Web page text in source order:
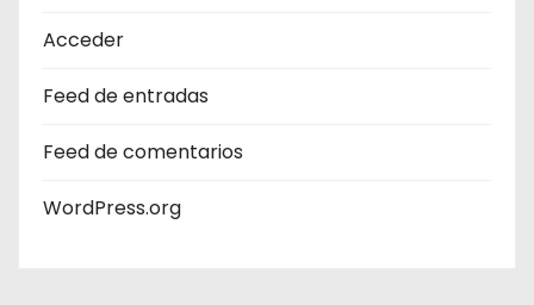
Acceder
Feed de entradas
Feed de comentarios
WordPress.org